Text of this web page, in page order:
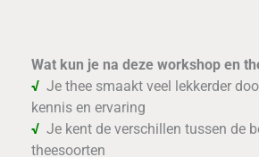
Wat kun je na deze workshop en
√ Je thee smaakt veel lekkerder
kennis en ervaring
√ Je kent de verschillen tussen de
theesoorten